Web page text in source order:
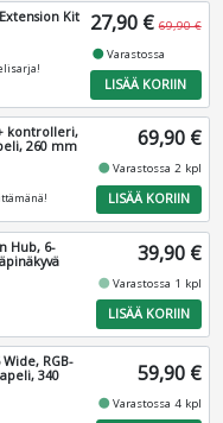
Kit
27,90 € 69,90 €
fiber_manual_recordVarastossa
LISÄÄ KORIIN
kontrolleri,
260 mm
69,90 €
fiber_manual_recordVarastossa 2 kpl
LISÄÄ KORIIN
Hub, 6-
39,90 €
fiber_manual_recordVarastossa 1 kpl
LISÄÄ KORIIN
RGB-
340
59,90 €
fiber_manual_recordVarastossa 4 kpl